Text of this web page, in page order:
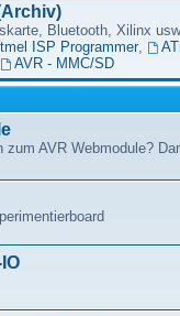
Bluetooth, Xilinx
ISP Programmer,
AVR - MMC/SD
zum AVR Webmodule?